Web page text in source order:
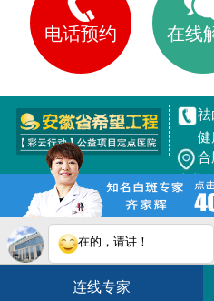
电话预约 在线
祛
健
合
东北
网站
皖
在的，请讲！
您的白斑在什么部位？
连线专家
白斑在线问医生
如何快速治好白癜风？